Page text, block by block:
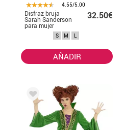
4.55/5.00
Disfraz bruja
Sarah Sanderson
para mujer
32.50€
S M L
AÑADIR